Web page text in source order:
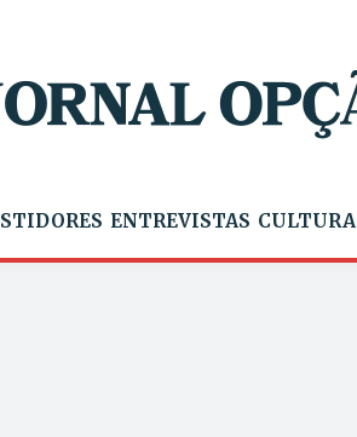
ENTREVISTAS CULTURA